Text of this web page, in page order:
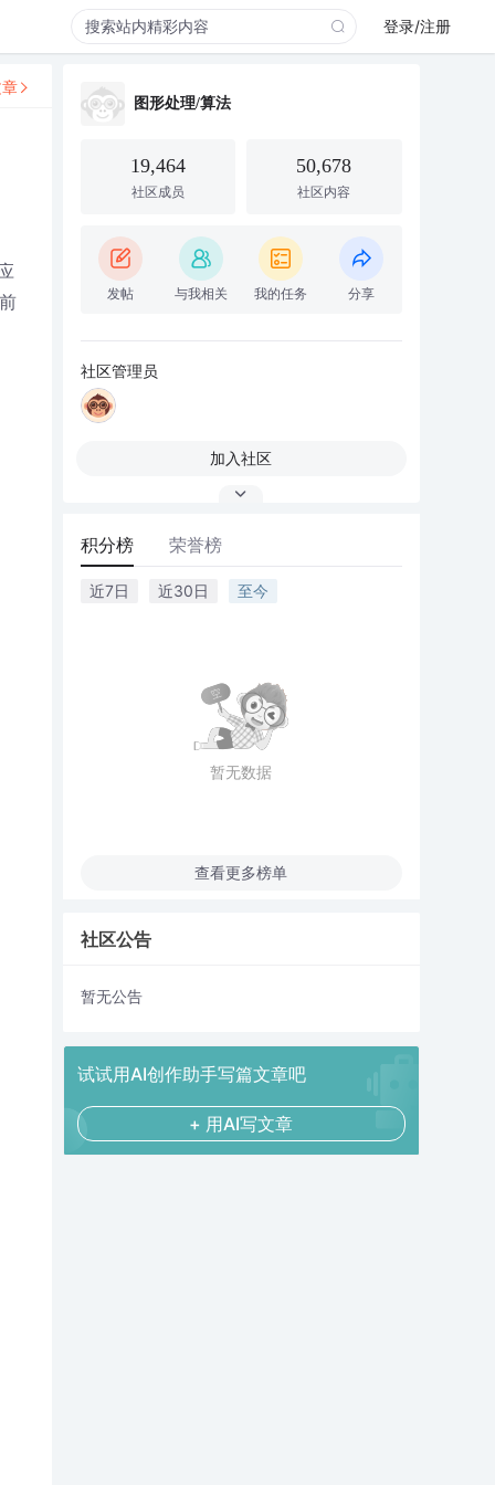
登录/注册
图形处理/算法
19,464
社区成员
50,678
社区内容
发帖 与我相关 我的任务 分享
社区管理员
加入社区
积分榜 荣誉榜
近7日 近30日 至今
暂无数据
查看更多榜单
社区公告
暂无公告
试试用AI创作助手写篇文章吧
+ 用AI写文章